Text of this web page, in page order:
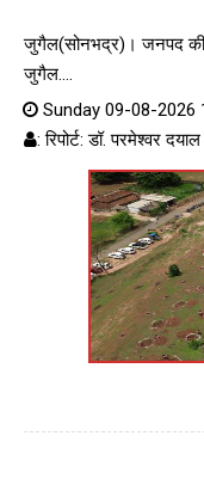
जुगैल(सोनभद्र)। जनपद की
जुगैल....
Sunday 09-08-2026
: रिपोर्ट: डॉ. परमेश्वर